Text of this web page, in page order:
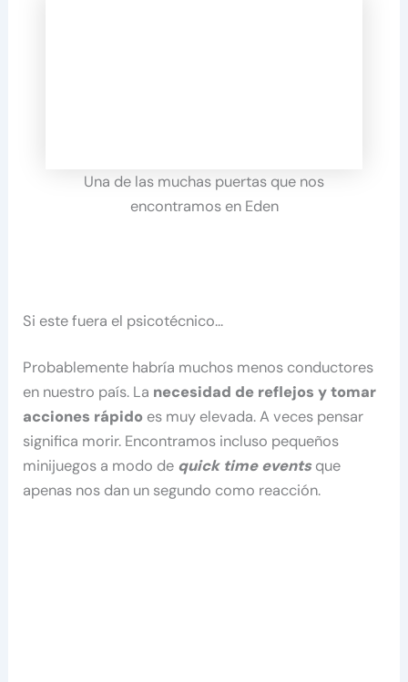
Una de las muchas puertas que nos
encontramos en Eden
Si este fuera el psicotécnico…
Probablemente habría muchos menos conductores
en nuestro país. La necesidad de reflejos y tomar
acciones rápido es muy elevada. A veces pensar
significa morir. Encontramos incluso pequeños
minijuegos a modo de quick time events que
apenas nos dan un segundo como reacción.